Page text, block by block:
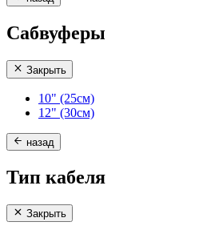
Сабвуферы
Закрыть
10" (25см)
12" (30см)
назад
Тип кабеля
Закрыть